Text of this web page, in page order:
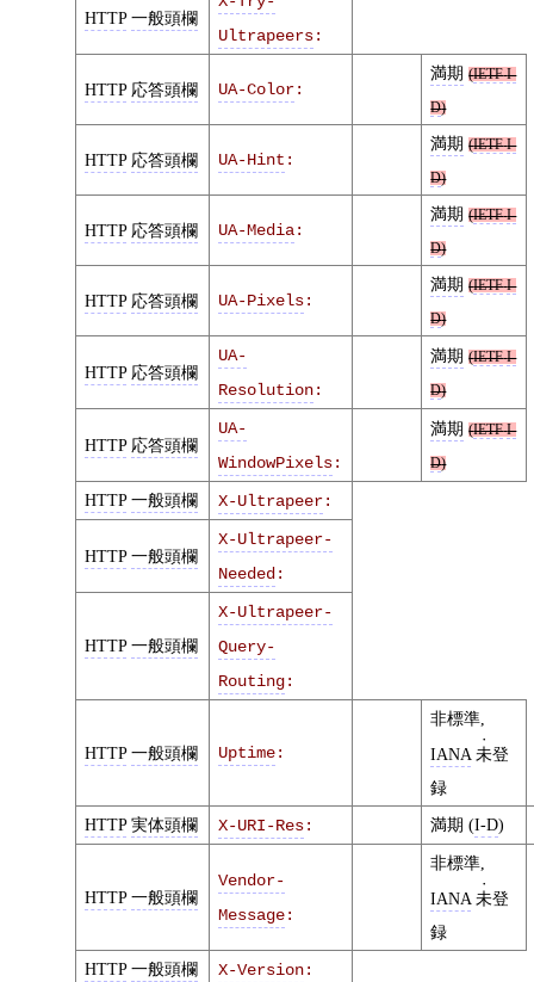
HTTP 一般頭欄
Ultrapeers:
HTTP 応答頭欄 UA-Color:
満期 (IETF I-
D)
HTTP 応答頭欄 UA-Hint :
満期 (IETF I-
D)
HTTP 応答頭欄 UA-Media:
満期 (IETF I-
D)
HTTP 応答頭欄 UA-Pixels:
満期 (IETF I-
D)
HTTP 応答頭欄
UA-
Resolution:
満期 (IETF I-
D)
HTTP 応答頭欄
UA-
WindowPixels:
満期 (IETF I-
D)
HTTP 一般頭欄 X-Ultrapeer:
HTTP 一般頭欄
X-Ultrapeer-
Needed :
HTTP 一般頭欄
X-Ultrapeer-
Query-
Routing:
HTTP 一般頭欄 Uptime:
非標準,
IANA 未登
録
HTTP 実体頭欄 X-URI-Res: 満期 (I-D)
HTTP 一般頭欄
Vendor-
Message:
非標準,
IANA 未登
録
HTTP 一般頭欄 X-Version: